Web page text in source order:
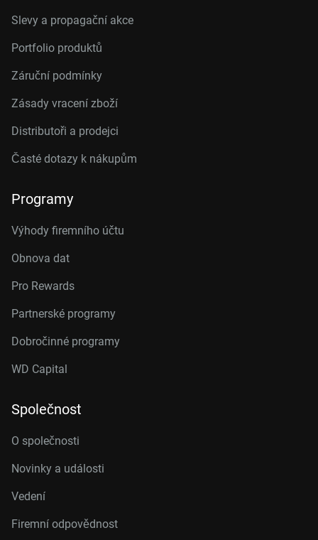
Slevy a propagační akce
Portfolio produktů
Záruční podmínky
Zásady vracení zboží
Distributoři a prodejci
Časté dotazy k nákupům
Programy
Výhody firemního účtu
Obnova dat
Pro Rewards
Partnerské programy
Dobročinné programy
WD Capital
Společnost
O společnosti
Novinky a události
Vedení
Firemní odpovědnost